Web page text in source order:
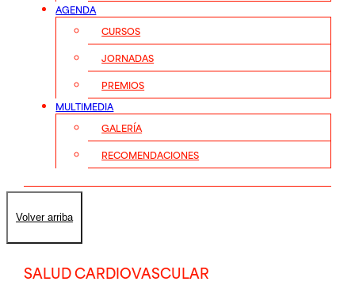
AGENDA
CURSOS
JORNADAS
PREMIOS
MULTIMEDIA
GALERÍA
RECOMENDACIONES
Volver arriba
SALUD CARDIOVASCULAR